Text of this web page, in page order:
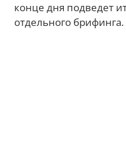
конце дня подведет
отдельного брифинга.